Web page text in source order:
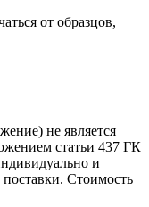
от образцов,
не является
статьи 437 ГК
и
поставки. Стоимость